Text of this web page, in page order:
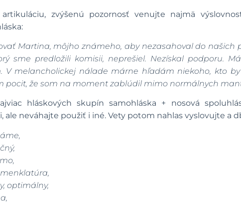
zvýšenú pozornosť venujte najmä
Martina, môjho známeho, aby nezasahoval do
sme predložili komisii, neprešiel. Nezískal podporu.
V melancholickej nálade márne hľadám niekoho, kto
pocit, že som na moment zablúdil mimo normálnych
hláskových skupín samohláska + nosová
ale neváhajte použiť i iné. Vety potom nahlas vyslovujte a
optimálny,